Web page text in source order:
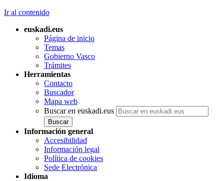
Ir al contenido
euskadi.eus
Página de inicio
Temas
Gobierno Vasco
Trámites
Herramientas
Contacto
Buscador
Mapa web
Buscar en euskadi.eus
Información general
Accesibilidad
Información legal
Política de cookies
Sede Electrónica
Idioma